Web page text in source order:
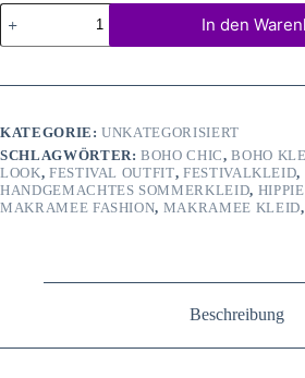
Wild
&
Elegant
Handgemachtes
für
deinen
Festlichen-
Look
Menge
In den
KATEGORIE:UNKATEGORISIERT
SCHLAGWÖRTER:BOHO CHIC,BOHO
LOOK, FESTIVAL OUTFIT, FESTIVALKLEID,
HANDGEMACHTES SOMMERKLEID,
MAKRAMEE FASHION, MAKRAMEE KLEID,
Beschreibung